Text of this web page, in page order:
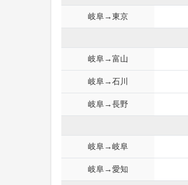
岐阜→東京
岐阜→富山
岐阜→石川
岐阜→長野
岐阜→岐阜
岐阜→愛知